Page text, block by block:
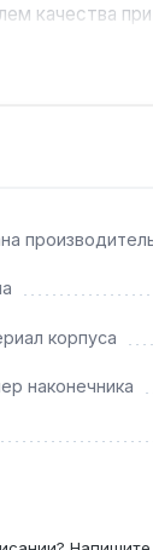
качества
корпуса
наконечника